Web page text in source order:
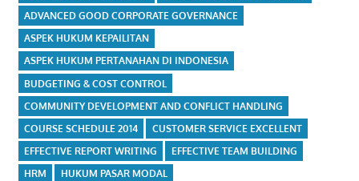
ADVANCED GOOD CORPORATE GOVERNANCE
ASPEK HUKUM KEPAILITAN
ASPEK HUKUM PERTANAHAN DI INDONESIA
BUDGETING & COST CONTROL
COMMUNITY DEVELOPMENT AND CONFLICT HANDLING
COURSE SCHEDULE 2014
CUSTOMER SERVICE EXCELLENT
EFFECTIVE REPORT WRITING
EFFECTIVE TEAM BUILDING
HRM
HUKUM PASAR MODAL